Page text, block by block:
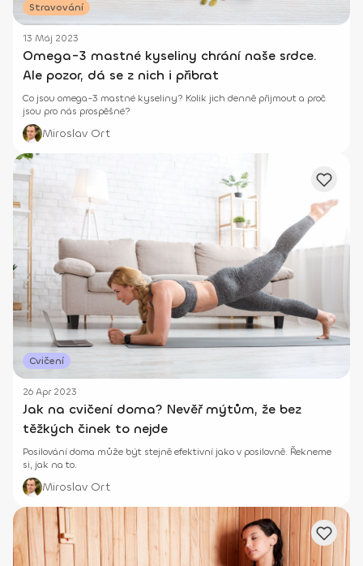
Stravování
13 Máj 2023
Omega-3 mastné kyseliny chrání naše srdce.
Ale pozor, dá se z nich i přibrat
Co jsou omega-3 mastné kyseliny? Kolik jich denně přijmout a proč
jsou pro nás prospěšné?
Miroslav Ort
Cvičení
26 Apr 2023
Jak na cvičení doma? Nevěř mýtům, že bez
těžkých činek to nejde
Posilování doma může být stejně efektivní jako v posilovně. Řekneme
si, jak na to.
Miroslav Ort